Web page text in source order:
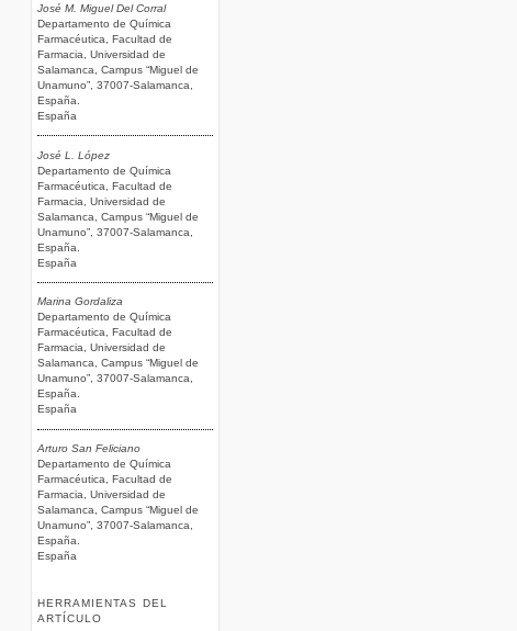
José M. Miguel Del Corral
Departamento de Química
Farmacéutica, Facultad de
Farmacia, Universidad de
Salamanca, Campus “Miguel de
Unamuno”, 37007-Salamanca,
España.
España
José L. López
Departamento de Química
Farmacéutica, Facultad de
Farmacia, Universidad de
Salamanca, Campus “Miguel de
Unamuno”, 37007-Salamanca,
España.
España
Marina Gordaliza
Departamento de Química
Farmacéutica, Facultad de
Farmacia, Universidad de
Salamanca, Campus “Miguel de
Unamuno”, 37007-Salamanca,
España.
España
Arturo San Feliciano
Departamento de Química
Farmacéutica, Facultad de
Farmacia, Universidad de
Salamanca, Campus “Miguel de
Unamuno”, 37007-Salamanca,
España.
España
HERRAMIENTAS DEL
ARTÍCULO